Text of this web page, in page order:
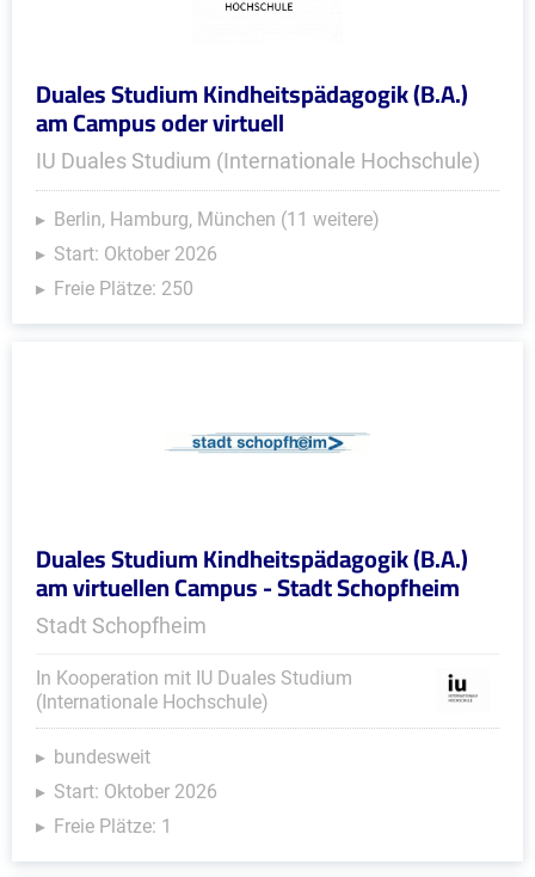
Duales Studium Kindheitspädagogik (B.A.)
am Campus oder virtuell
IU Duales Studium (Internationale Hochschule)
Berlin, Hamburg, München (11 weitere)
Start: Oktober 2026
Freie Plätze: 250
Duales Studium Kindheitspädagogik (B.A.)
am virtuellen Campus - Stadt Schopfheim
Stadt Schopfheim
In Kooperation mit IU Duales Studium
(Internationale Hochschule)
bundesweit
Start: Oktober 2026
Freie Plätze: 1